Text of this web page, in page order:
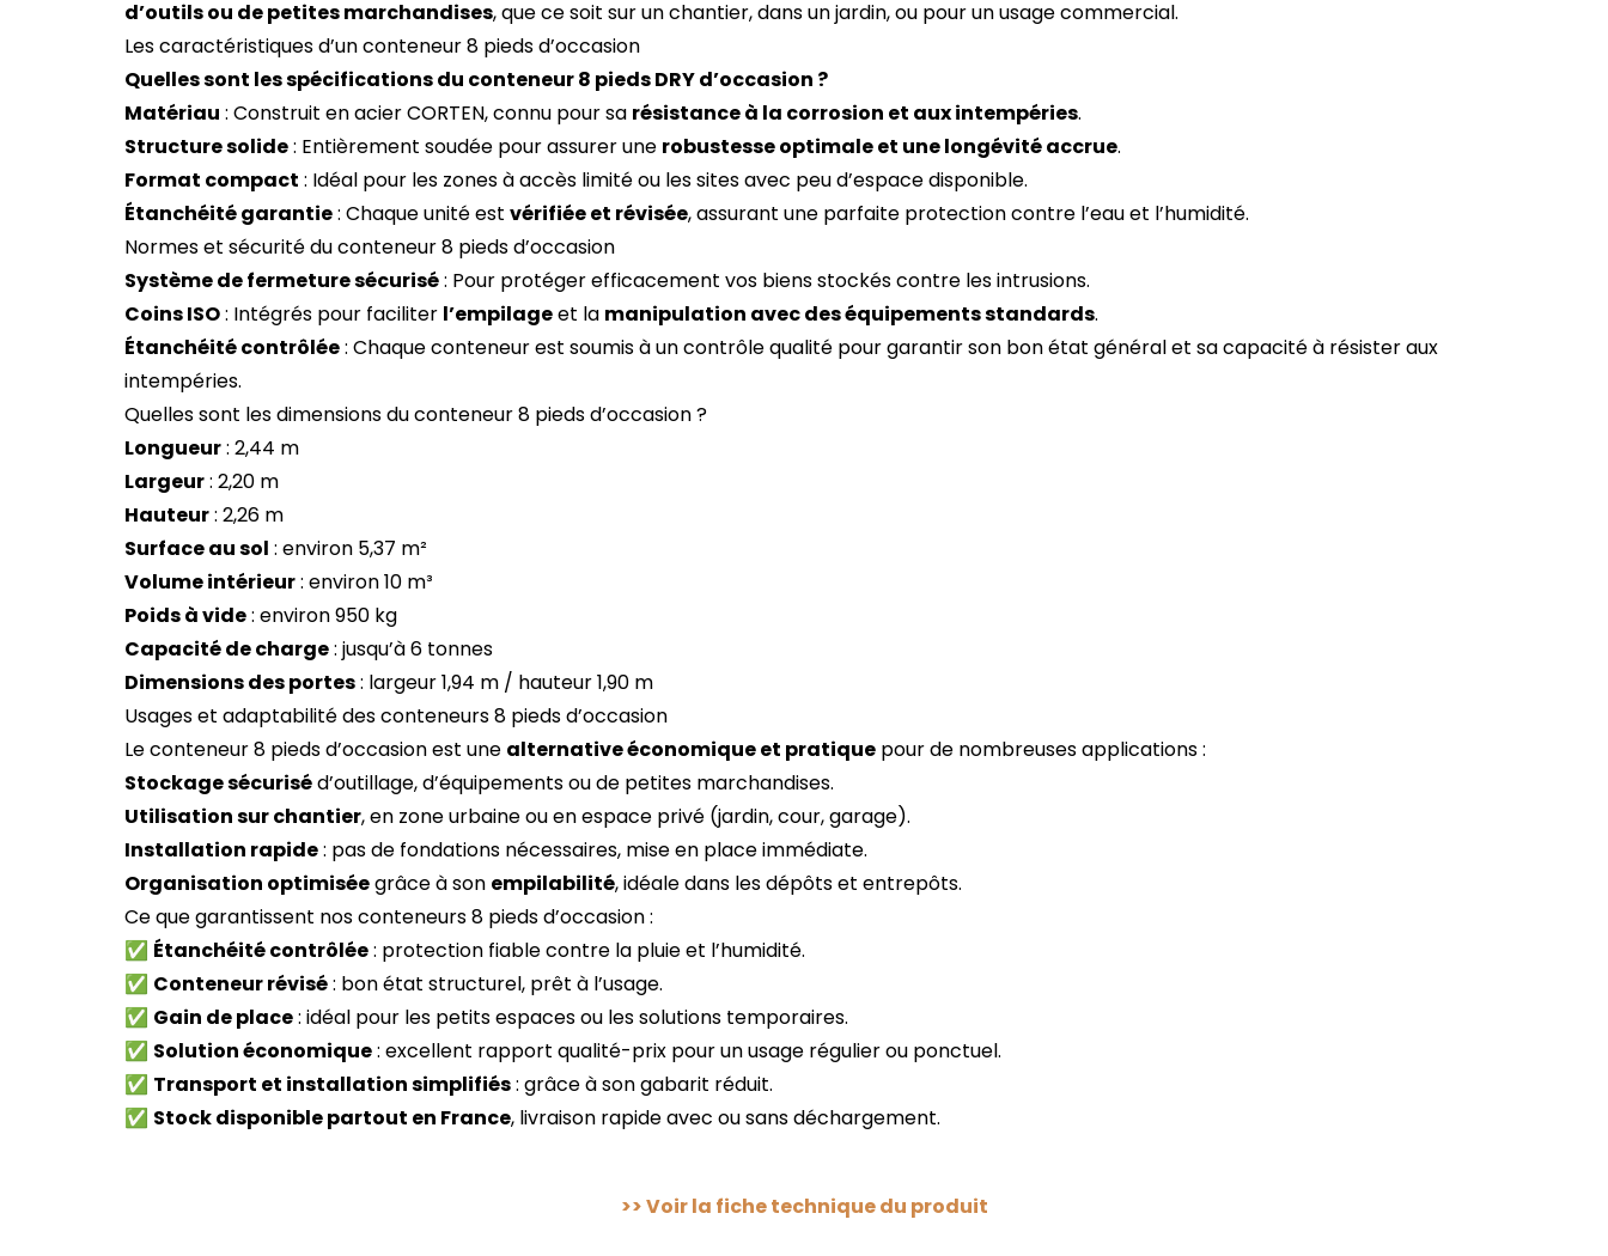
d’outils ou de petites marchandises, que ce soit sur un chantier, dans un jardin, ou pour un usage commercial.
Les caractéristiques d’un conteneur 8 pieds d’occasion
Quelles sont les spécifications du conteneur 8 pieds DRY d’occasion ?
Matériau : Construit en acier CORTEN, connu pour sa résistance à la corrosion et aux intempéries.
Structure solide: Entièrement soudée pour assurer une robustesse optimale et une longévité accrue.
Format compact : Idéal pour les zones à accès limité ou les sites avec peu d’espace disponible.
Étanchéité garantie: Chaque unité est vérifiée et révisée, assurant une parfaite protection contre l’eau et l’humidité.
Normes et sécurité du conteneur 8 pieds d’occasion
Système de fermeture sécurisé: Pour protéger efficacement vos biens stockés contre les intrusions.
Coins ISO: Intégrés pour faciliter l’empilageet la manipulation avec des équipements standards.
Étanchéité contrôlée: Chaque conteneur est soumis à un contrôle qualité pour garantir son bon état général et sa capacité à résister aux
intempéries.
Quelles sont les dimensions du conteneur 8 pieds d’occasion ?
Longueur: 2,44 m
Largeur: 2,20 m
Hauteur: 2,26 m
Surface au sol : environ 5,37 m²
Volume intérieur: environ 10 m³
Poids à vide: environ 950 kg
Capacité de charge: jusqu’à 6 tonnes
Dimensions des portes: largeur 1,94 m / hauteur 1,90 m
Usages et adaptabilité des conteneurs 8 pieds d’occasion
Le conteneur 8 pieds d’occasion est une alternative économique et pratique pour de nombreuses applications :
Stockage sécuriséd’outillage, d’équipements ou de petites marchandises.
Utilisation sur chantier, en zone urbaine ou en espace privé (jardin, cour, garage).
Installation rapide: pas de fondations nécessaires, mise en place immédiate.
Organisation optimiséegrâce à son empilabilité, idéale dans les dépôts et entrepôts.
Ce que garantissent nos conteneurs 8 pieds d’occasion :
✅ Étanchéité contrôlée: protection fiable contre la pluie et l’humidité.
✅ Conteneur révisé: bon état structurel, prêt à l’usage.
✅ Gain de place: idéal pour les petits espaces ou les solutions temporaires.
✅ Solution économique: excellent rapport qualité-prix pour un usage régulier ou ponctuel.
✅ Transport et installation simplifiés: grâce à son gabarit réduit.
✅ Stock disponible partout en France, livraison rapide avec ou sans déchargement.
>>Voir la fiche technique du produit